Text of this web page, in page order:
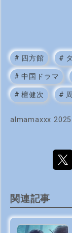
# 四方館 #
# 中国ドラマ
# 檀健次 #
almamaxxx
関連記事